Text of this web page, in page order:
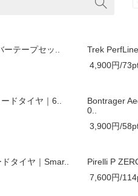
テープセッ..
Trek
4,900円/
ドタイヤ｜6..
Bontrager
0..
3,900円/
タイヤ｜Smar..
Pirelli P
7,600円/